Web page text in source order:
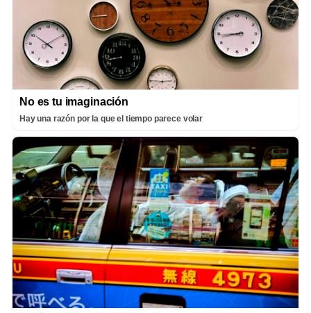
No es tu imaginación
Hay una razón por la que el tiempo parece volar